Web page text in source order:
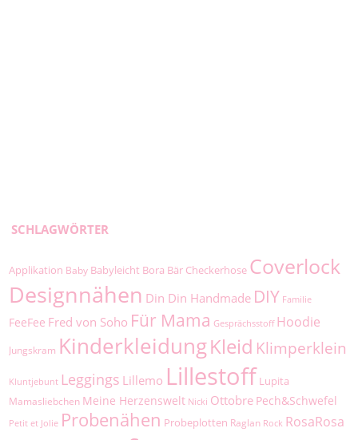
SCHLAGWÖRTER
Applikation Baby Babyleicht Bora Bär Checkerhose Coverlock
Designnähen Din Din Handmade DIY Familie
FeeFee Fred von Soho Für Mama Gesprächsstoff Hoodie
Jungskram KinderkleidungKleid Klimperklein
Kluntjebunt Leggings Lillemo Lillestoff Lupita
Mamasliebchen Meine Herzenswelt Nicki Ottobre Pech&Schwefel
Petit et Jolie Probenähen Probeplotten Raglan Rock RosaRosa